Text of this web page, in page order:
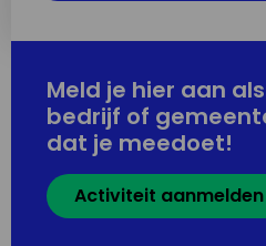
Meld je hier aan
bedrijf of
dat je meedoet!
Activiteit aanmelden